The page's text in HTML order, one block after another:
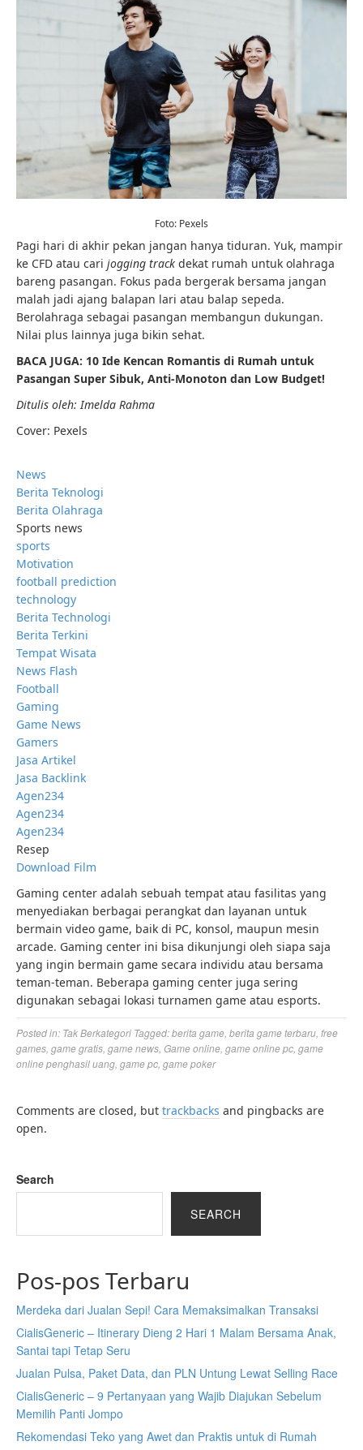
Foto: Pexels
Pagi hari di akhir pekan jangan hanya tiduran. Yuk, mampir
ke CFD atau cari jogging track dekat rumah untuk olahraga
bareng pasangan. Fokus pada bergerak bersama jangan
malah jadi ajang balapan lari atau balap sepeda.
Berolahraga sebagai pasangan membangun dukungan.
Nilai plus lainnya juga bikin sehat.
BACA JUGA: 10 Ide Kencan Romantis di Rumah untuk
Pasangan Super Sibuk, Anti-Monoton dan Low Budget!
Ditulis oleh: Imelda Rahma
Cover: Pexels
News
Berita Teknologi
Berita Olahraga
Sports news
sports
Motivation
football prediction
technology
Berita Technologi
Berita Terkini
Tempat Wisata
News Flash
Football
Gaming
Game News
Gamers
Jasa Artikel
Jasa Backlink
Agen234
Agen234
Agen234
Resep
Download Film
Gaming center adalah sebuah tempat atau fasilitas yang
menyediakan berbagai perangkat dan layanan untuk
bermain video game, baik di PC, konsol, maupun mesin
arcade. Gaming center ini bisa dikunjungi oleh siapa saja
yang ingin bermain game secara individu atau bersama
teman-teman. Beberapa gaming center juga sering
digunakan sebagai lokasi turnamen game atau esports.
Posted in: Tak Berkategori Tagged:berita game berita game terbaru free
games game gratis game news Game online game online pc game
online penghasil uang game pc game poker
Comments are closed, but trackbacks and pingbacks are
open.
Search
SEARCH
Pos-pos Terbaru
Merdeka dari Jualan Sepi! Cara Memaksimalkan Transaksi
CialisGeneric – Itinerary Dieng 2 Hari 1 Malam Bersama Anak,
Santai tapi Tetap Seru
Jualan Pulsa, Paket Data, dan PLN Untung Lewat Selling Race
CialisGeneric – 9 Pertanyaan yang Wajib Diajukan Sebelum
Memilih Panti Jompo
Rekomendasi Teko yang Awet dan Praktis untuk di Rumah